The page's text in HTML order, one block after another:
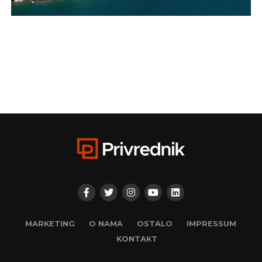
MARKETING O NAMA OSTALO
IMPRESSUM
KONTAKT